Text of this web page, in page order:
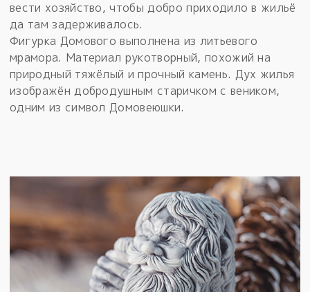
вести хозяйство, чтобы добро приходило в жильё
да там задерживалось.
Фигурка Домового выполнена из литьевого
мрамора. Материал рукотворный, похожий на
природный тяжёлый и прочный камень. Дух жилья
изображён добродушным старичком с веником,
одним из символ Домовеюшки.